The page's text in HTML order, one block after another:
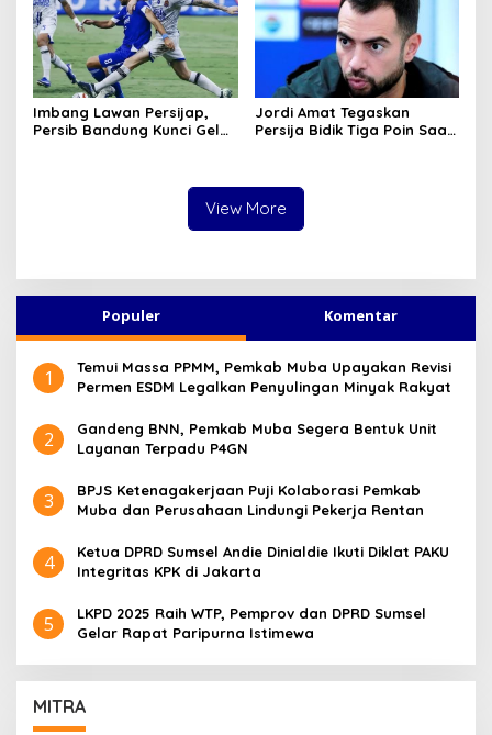
Imbang Lawan Persijap,
Persib Bandung Kunci Gelar
Jordi Amat Tegaskan
Persija Bidik Tiga Poin Saat
View More
Populer Komentar
1
Temui Massa PPMM, Pemkab Muba Upayakan Revisi
Permen ESDM Legalkan Penyulingan Minyak Rakyat
2
Gandeng BNN, Pemkab Muba Segera Bentuk Unit
Layanan Terpadu P4GN
3
BPJS Ketenagakerjaan Puji Kolaborasi Pemkab
Muba dan Perusahaan Lindungi Pekerja Rentan
4
Ketua DPRD Sumsel Andie Dinialdie Ikuti Diklat PAKU
Integritas KPK di Jakarta
5
LKPD 2025 Raih WTP, Pemprov dan DPRD Sumsel
Gelar Rapat Paripurna Istimewa
MITRA